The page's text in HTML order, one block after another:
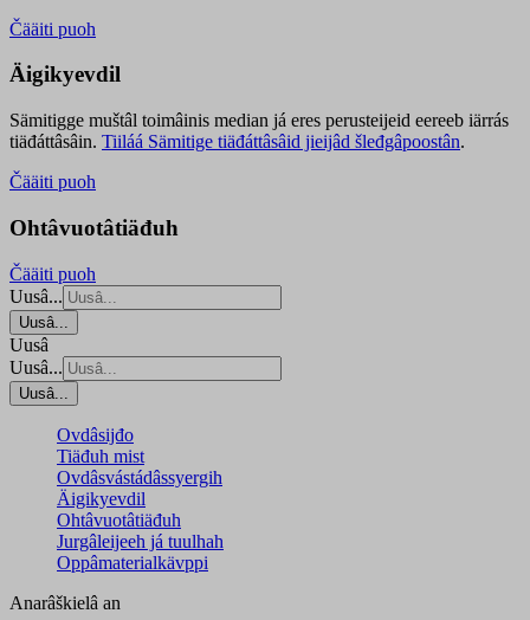
Čääiti puoh
Äigikyevdil
Sämitigge muštâl toimâinis median já eres perusteijeid eereeb iärrás
tiäđáttâsâin. Tiiláá Sämitige tiäđáttâsâid jieijâd šleđgâpoostân.
Čääiti puoh
Ohtâvuotâtiäđuh
Čääiti puoh
Uusâ...
Uusâ...
Uusâ
Uusâ...
Uusâ...
Ovdâsijđo
Tiäđuh mist
Ovdâsvástádâssyergih
Äigikyevdil
Ohtâvuotâtiäđuh
Jurgâleijeeh já tuulhah
Oppâmaterialkävppi
Anarâškielâ an